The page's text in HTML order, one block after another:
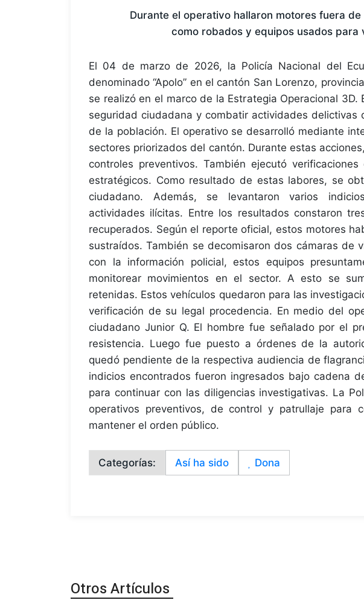
Durante el operativo hallaron motores fuera
como robados y equipos usados para
El 04 de marzo de 2026, la Policía Nacional del
denominado “Apolo” en el cantón San Lorenzo,
se realizó en el marco de la Estrategia Operacional
seguridad ciudadana y combatir actividades delictivas
de la población. El operativo se desarrolló mediante
sectores priorizados del cantón. Durante estas
controles preventivos. También ejecutó
estratégicos. Como resultado de estas labores, se
ciudadano. Además, se levantaron varios
actividades ilícitas. Entre los resultados constaron
recuperados. Según el reporte oficial, estos motores
sustraídos. También se decomisaron dos cámaras de
con la información policial, estos equipos
monitorear movimientos en el sector. A esto se
retenidas. Estos vehículos quedaron para las
verificación de su legal procedencia. En medio del
ciudadano Junior Q. El hombre fue señalado por el
resistencia. Luego fue puesto a órdenes de la
quedó pendiente de la respectiva audiencia de
indicios encontrados fueron ingresados bajo cadena
para continuar con las diligencias investigativas. La
operativos preventivos, de control y patrullaje para
mantener el orden público.
Categorías: Así ha sido Dona
Otros Artículos